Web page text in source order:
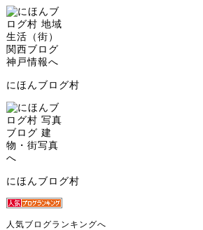
にほんブログ村
にほんブログ村
人気ブログランキングへ